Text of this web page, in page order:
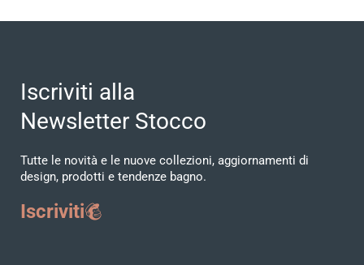
Iscriviti alla
Newsletter Stocco
Tutte le novità e le nuove collezioni, aggiornamenti di
design, prodotti e tendenze bagno.
Iscriviti